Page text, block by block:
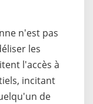
n'est pas
les
l'accès à
incitant
de